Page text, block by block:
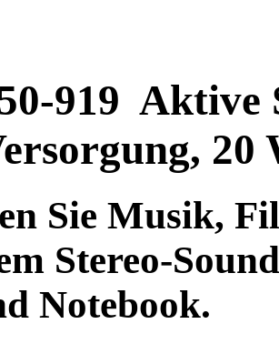
919 Aktive
20
Sie Musik,
Stereo-
Notebook.